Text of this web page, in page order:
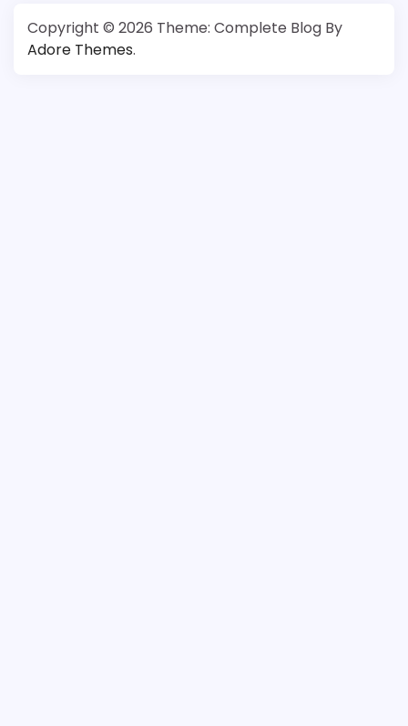
Copyright © 2026 Theme: Complete Blog By
Adore Themes.